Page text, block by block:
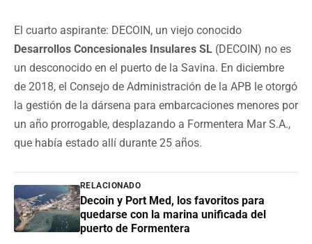
El cuarto aspirante: DECOIN, un viejo conocido
Desarrollos Concesionales Insulares SL (DECOIN) no es
un desconocido en el puerto de la Savina. En diciembre
de 2018, el Consejo de Administración de la APB le otorgó
la gestión de la dársena para embarcaciones menores por
un año prorrogable, desplazando a Formentera Mar S.A.,
que había estado allí durante 25 años.
RELACIONADO
Decoin y Port Med, los favoritos para
quedarse con la marina unificada del
puerto de Formentera